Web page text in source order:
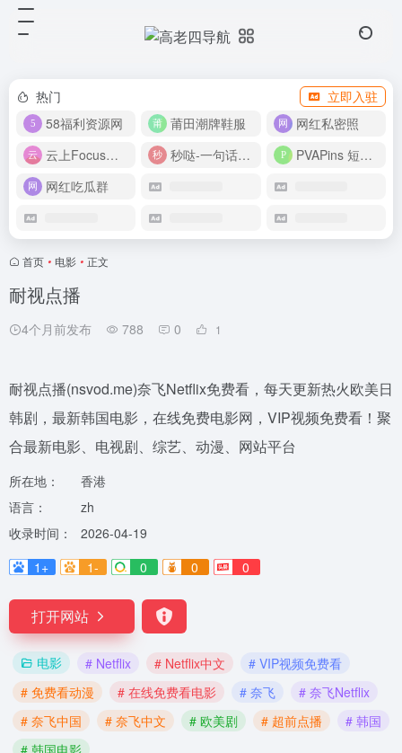
热门
立即入驻
58福利资源网
莆田潮牌鞋服
网红私密照
云上Focus接码平台
秒哒-一句话做应用
PVAPins 短信接码平台
网红吃瓜群
首页 • 电影 • 正文
耐视点播
4个月前发布 788 0 1
耐视点播(nsvod.me)奈飞Netflix免费看，每天更新热火欧美日
韩剧，最新韩国电影，在线免费电影网，VIP视频免费看！聚
合最新电影、电视剧、综艺、动漫、网站平台
所在地：
香港
语言：
zh
收录时间：
2026-04-19
1+
1- 0 0 0
打开网站
电影 # Netflix # Netflix中文
# VIP视频免费看
# 免费看动漫
# 在线免费看电影 # 奈飞
# 奈飞Netflix
# 奈飞中国
# 奈飞中文 # 欧美剧 # 超前点播
# 韩国
# 韩国电影